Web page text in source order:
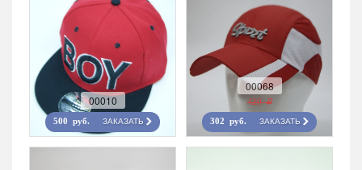
00010
500 руб. ЗАКАЗАТЬ
00068
420 r
302 руб. ЗАКАЗАТЬ